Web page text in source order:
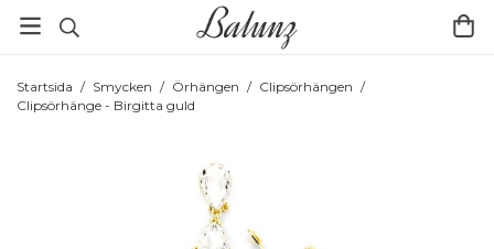
Startsida / Smycken / Örhängen / Clipsörhängen /
Clipsörhänge - Birgitta guld